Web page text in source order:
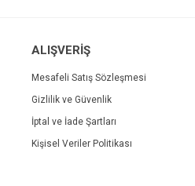
ALIŞVERİŞ
Mesafeli Satış Sözleşmesi
Gizlilik ve Güvenlik
İptal ve İade Şartları
Kişisel Veriler Politikası